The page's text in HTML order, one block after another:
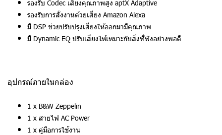
รองรับ Codec เสียงคุณภาพสูง aptX Adaptive
รองรับการสั่งงานด้วยเสียง Amazon Alexa
มี DSP ช่วยปรับปรุงเสียงให้ออกมามีคุณภาพ
มี Dynamic EQ ปรับเสียงให้เหมาะกับสิ่งที่ฟังอย่างพอดี
อุปกรณ์ภายในกล่อง
1 x B&W Zeppelin
1 x สายไฟ AC Power
1 x คู่มือการใช้งาน